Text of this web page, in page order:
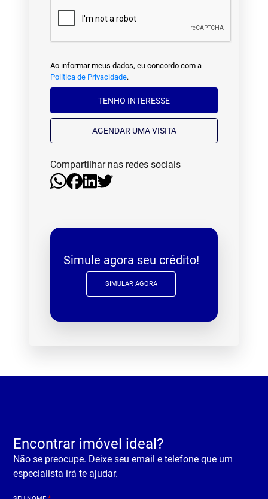
Ao informar meus dados, eu concordo com a
Política de Privacidade.
TENHO INTERESSE
AGENDAR UMA VISITA
Compartilhar nas redes sociais
Simule agora seu crédito!
SIMULAR AGORA
Encontrar imóvel ideal?
Não se preocupe. Deixe seu email e telefone que um
especialista irá te ajudar.